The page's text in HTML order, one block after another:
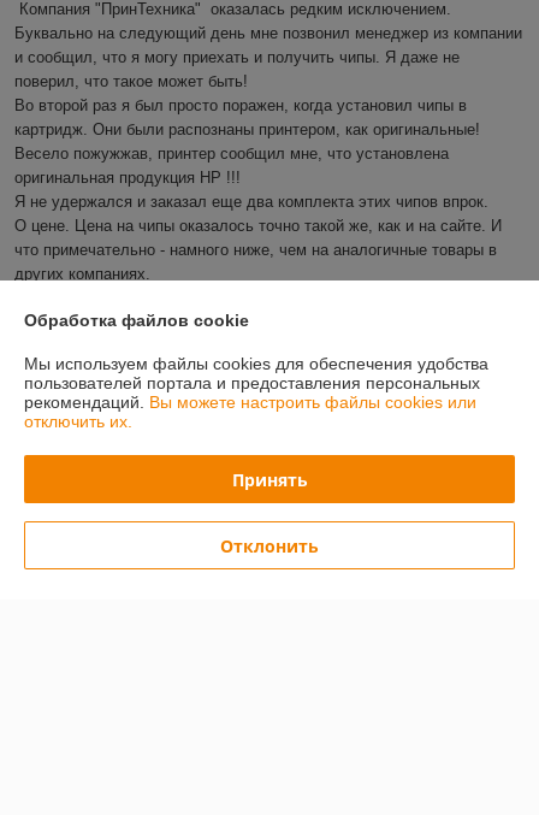
Буквально на следующий день мне позвонил менеджер из компании
и сообщил, что я могу приехать и получить чипы. Я даже не
поверил, что такое может быть!
Во второй раз я был просто поражен, когда установил чипы в
картридж. Они были распознаны принтером, как оригинальные!
Весело пожужжав, принтер сообщил мне, что установлена
оригинальная продукция HP !!!
Я не удержался и заказал еще два комплекта этих чипов впрок.
О цене. Цена на чипы оказалось точно такой же, как и на сайте. И
что примечательно - намного ниже, чем на аналогичные товары в
других компаниях.
искреннюю благодарность всем коллективу!
10.01.2025
Покупатель
Обработка файлов cookie
Мы используем файлы cookies для обеспечения удобства
пользователей портала и предоставления персональных
рекомендаций. Вы можете настроить файлы cookies или
отключить их.
Принять
Отклонить